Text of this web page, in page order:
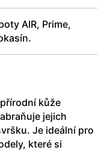
AIR, Prime,
kůže
jejich
Je ideální pro
které si